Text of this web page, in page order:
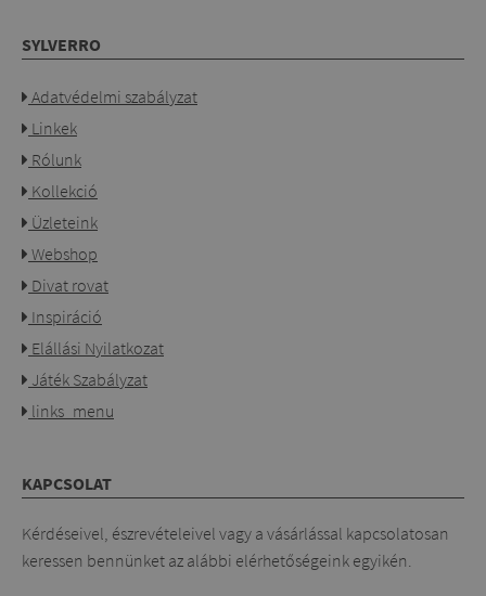
SYLVERRO
Adatvédelmi szabályzat
Linkek
Rólunk
Kollekció
Üzleteink
Webshop
Divat rovat
Inspiráció
Elállási Nyilatkozat
Játék Szabályzat
links_menu
KAPCSOLAT
Kérdéseivel, észrevételeivel vagy a vásárlással kapcsolatosan
keressen bennünket az alábbi elérhetőségeink egyikén.